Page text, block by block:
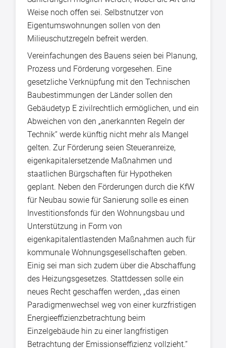
Weise noch offen sei. Selbstnutzer von
Eigentumswohnungen sollen von den
Milieuschutzregeln befreit werden.
Vereinfachungen des Bauens seien bei Planung,
Prozess und Förderung vorgesehen. Eine
gesetzliche Verknüpfung mit den Technischen
Baubestimmungen der Länder sollen den
Gebäudetyp E zivilrechtlich ermöglichen, und ein
Abweichen von den „anerkannten Regeln der
Technik“ werde künftig nicht mehr als Mangel
gelten. Zur Förderung seien Steueranreize,
eigenkapitalersetzende Maßnahmen und
staatlichen Bürgschaften für Hypotheken
geplant. Neben den Förderungen durch die KfW
für Neubau sowie für Sanierung solle es einen
Investitionsfonds für den Wohnungsbau und
Unterstützung in Form von
eigenkapitalentlastenden Maßnahmen auch für
kommunale Wohnungsgesellschaften geben.
Einig sei man sich zudem über die Abschaffung
des Heizungsgesetzes. Stattdessen solle ein
neues Recht geschaffen werden, „das einen
Paradigmenwechsel weg von einer kurzfristigen
Energieeffizienzbetrachtung beim
Einzelgebäude hin zu einer langfristigen
Betrachtung der Emissionseffizienz vollzieht.“